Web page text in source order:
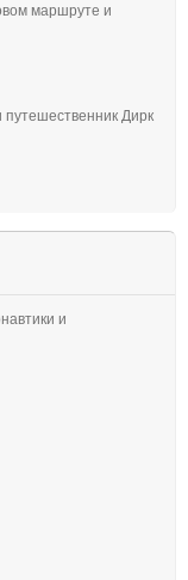
маршруте и
Дирк
и